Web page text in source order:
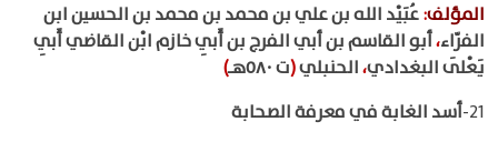
المؤلف:عُبَيْد الله بن علي بن محمد بن محمد بن الحسين ابن
الفرّاء،أبو القاسم بن أبي الفرج بن أَبِي خازم ابْن القاضي أَبِي
يَعْلَى البغدادي،الحنبلي(ت ٥٨٠هـ
)
21- أسد الغابة في معرفة الصحابة